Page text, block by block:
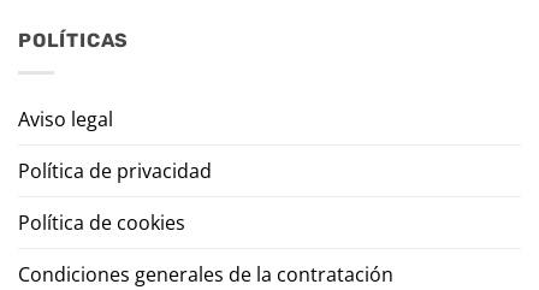
POLÍTICAS
Aviso legal
Política de privacidad
Política de cookies
Condiciones generales de la contratación